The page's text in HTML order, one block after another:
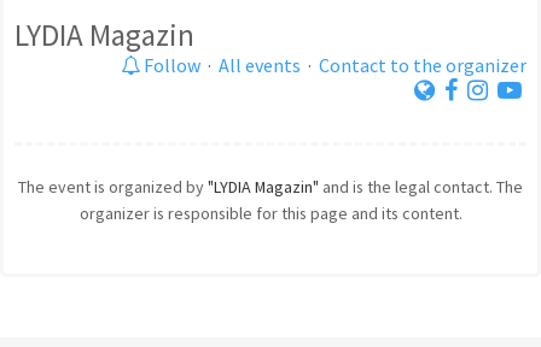
LYDIA Magazin
Follow · All events · Contact to the organizer
The event is organized by"LYDIA Magazin" and is the legal contact. The
organizer is responsible for this page and its content.